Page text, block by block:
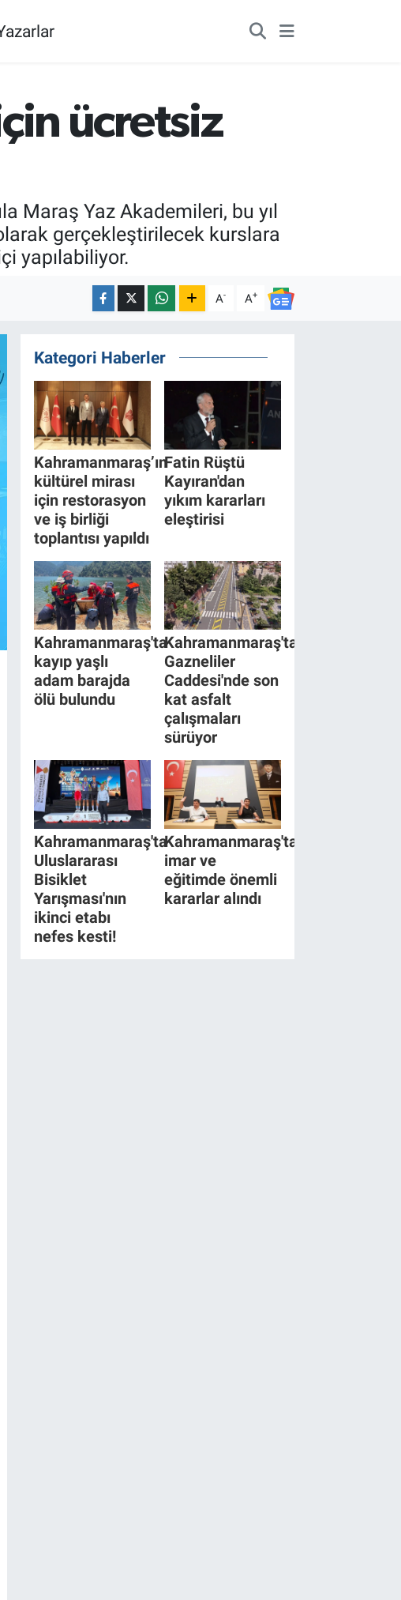
ücretsiz
Maraş Yaz Akademileri, bu yıl
gerçekleştirilecek kurslara
yapılabiliyor.
A- A+
Kategori Haberler
Kahramanmaraş’ın
kültürel mirası
için restorasyon
ve iş birliği
toplantısı yapıldı
Fatin Rüştü
Kayıran'dan
yıkım kararları
eleştirisi
Kahramanmaraş'ta
kayıp yaşlı
adam barajda
ölü bulundu
Kahramanmaraş'ta
Gazneliler
Caddesi'nde son
kat asfalt
çalışmaları
sürüyor
Kahramanmaraş'ta
Uluslararası
Bisiklet
Yarışması'nın
ikinci etabı
nefes kesti!
Kahramanmaraş'ta
imar ve
eğitimde önemli
kararlar alındı